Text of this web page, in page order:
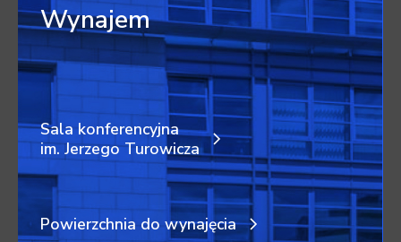
Wynajem
Sala konferencyjna
im. Jerzego Turowicza
Powierzchnia do wynajęcia